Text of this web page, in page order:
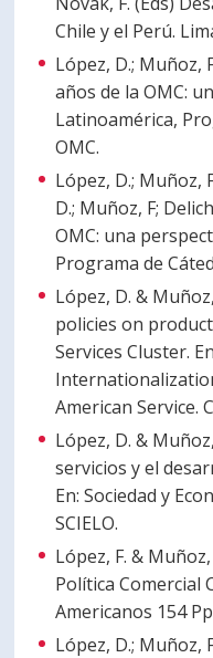
Chile y el Perú.
López, D.; Muñoz,
años de la OMC:
Latinoamérica,
OMC.
López, D.; Muñoz,
D.; Muñoz, F;
OMC: una
Programa de
López, D. &
policies on
Services Cluster.
American Service.
López, D. &
servicios y el
En: Sociedad y
SCIELO.
López, F. &
Política Comercial
Americanos 154
López, D.; Muñoz,